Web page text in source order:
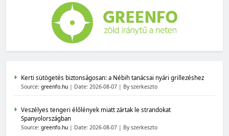
Kerti sütögetés biztonságosan: a Nébih tanácsai nyári grillezéshez
Source: greenfo.hu Date: 2026-08-07 By szerkeszto
Veszélyes tengeri élőlények miatt zártak le strandokat
Spanyolországban
Source: greenfo.hu Date: 2026-08-07 By szerkeszto